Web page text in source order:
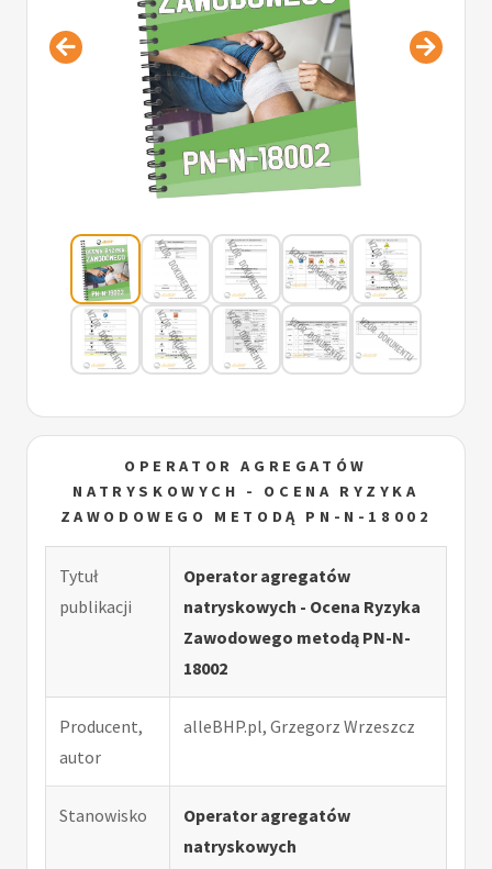
OPERATOR AGREGATÓW
NATRYSKOWYCH - OCENA RYZYKA
ZAWODOWEGO METODĄ PN-N-18002
Tytuł
publikacji
Operator agregatów
natryskowych - Ocena Ryzyka
Zawodowego metodą PN-N-
18002
Producent,
autor
alleBHP.pl, Grzegorz Wrzeszcz
Stanowisko
Operator agregatów
natryskowych